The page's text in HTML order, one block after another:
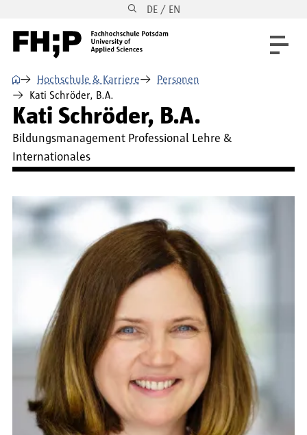
Direkt zur Hauptnavigation DE / EN
⌂ Hochschule & Karriere
Personen
Kati Schröder, B.A.
Kati Schröder, B.A.
Bildungsmanagement Professional Lehre &
Internationales